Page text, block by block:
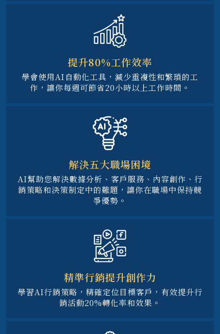
提升80%工作效率
學會使用AI自動化工具，減少重複性和繁瑣的工
作，讓你每週可節省20小時以上工作時間。
解決五大職場困境
AI幫助您解決數據分析、客戶服務、內容創作、行
銷策略和決策制定中的難題，讓你在職場中保持競
爭優勢。
精準行銷提升創作力
學習AI行銷策略，精確定位目標客戶，有效提升行
銷活動20%轉化率和效果。